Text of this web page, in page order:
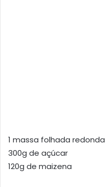
1 massa folhada redonda
300g de açúcar
120g de maizena